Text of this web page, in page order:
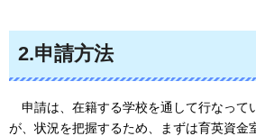
2.申請方法
申請は、在籍する学校を通して行なって
が、状況を把握するため、まずは育英資金